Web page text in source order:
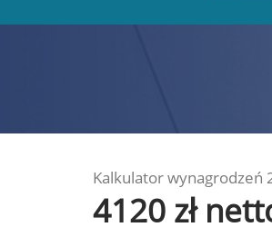
Kalkulator wynagrodzeń
4120 zł